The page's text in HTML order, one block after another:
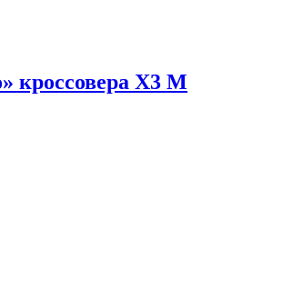
кроссовера X3 M